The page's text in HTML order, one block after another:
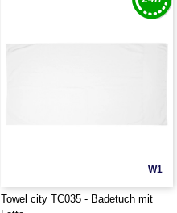
W1
Towel city TC035 - Badetuch mit